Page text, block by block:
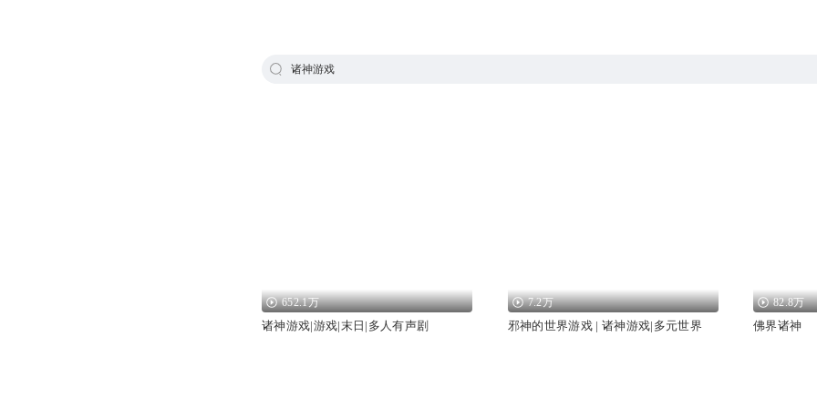
诸神游戏
652.1万
诸神游戏|游戏|末日|多人有声剧
7.2万
邪神的世界游戏 | 诸神游戏|多元世界
82.8万
佛界诸神